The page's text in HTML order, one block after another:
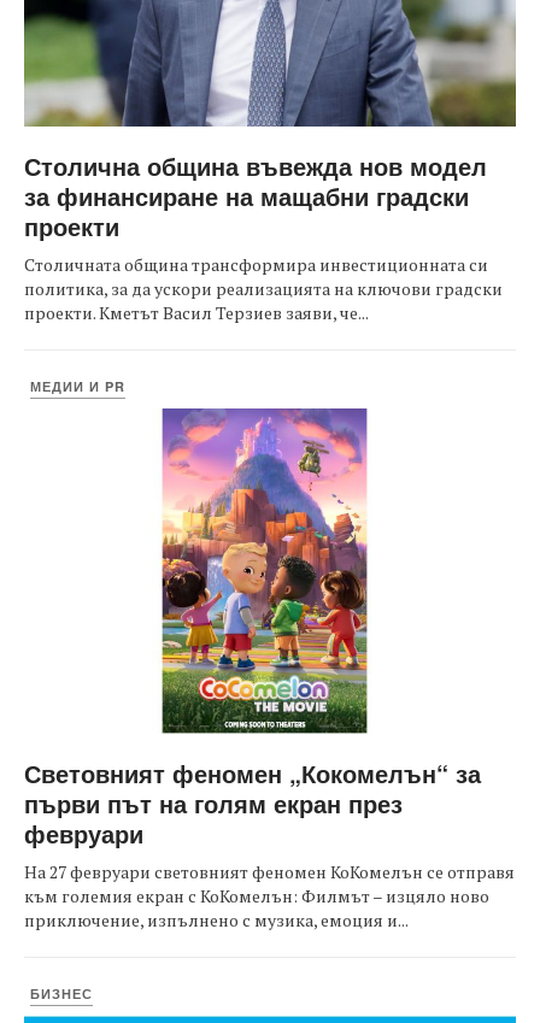
Столична община въвежда нов модел
за финансиране на мащабни градски
проекти
Столичната община трансформира инвестиционната си
политика, за да ускори реализацията на ключови градски
проекти. Кметът Васил Терзиев заяви, че...
МЕДИИ И PR
Световният феномен „Кокомелън“ за
първи път на голям екран през
февруари
На 27 февруари световният феномен КоКомелън се отправя
към големия екран с КоКомелън: Филмът – изцяло ново
приключение, изпълнено с музика, емоция и...
БИЗНЕС